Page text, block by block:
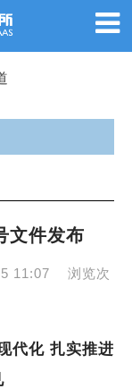
文件发布
11:07
浏览次
代化 扎实推进